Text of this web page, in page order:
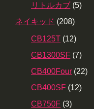
リトルカブ (5)
ネイキッド (208)
CB125T (12)
CB1300SF (7)
CB400Four (22)
CB400SF (12)
CB750F (3)